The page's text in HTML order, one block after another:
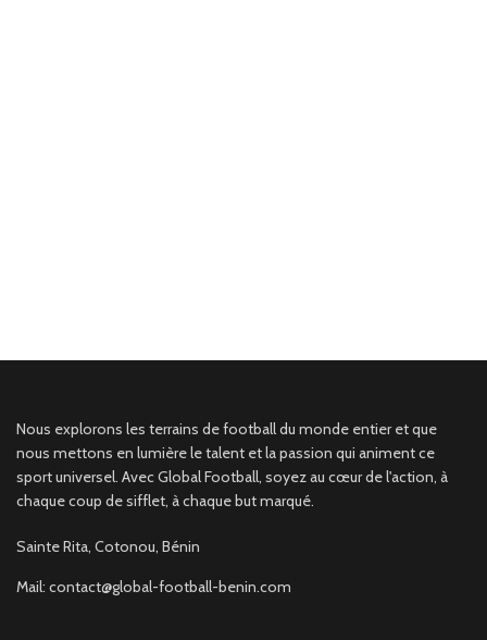
Nous explorons les terrains de football du monde entier et que
nous mettons en lumière le talent et la passion qui animent ce
sport universel. Avec Global Football, soyez au cœur de l'action, à
chaque coup de sifflet, à chaque but marqué.
Sainte Rita, Cotonou, Bénin
Mail: contact@global-football-benin.com